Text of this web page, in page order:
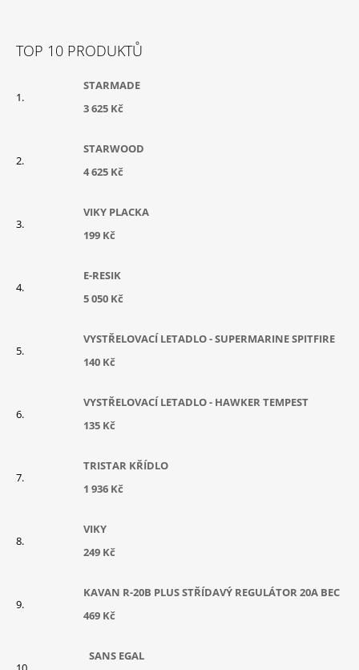
TOP 10 PRODUKTŮ
STARMADE
3 625 Kč
STARWOOD
4 625 Kč
VIKY PLACKA
199 Kč
E-RESIK
5 050 Kč
VYSTŘELOVACÍ LETADLO - SUPERMARINE SPITFIRE
140 Kč
VYSTŘELOVACÍ LETADLO - HAWKER TEMPEST
135 Kč
TRISTAR KŘÍDLO
1 936 Kč
VIKY
249 Kč
KAVAN R-20B PLUS STŘÍDAVÝ REGULÁTOR 20A BEC
469 Kč
SANS EGAL